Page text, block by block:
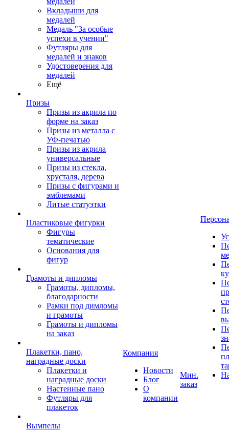
Вкладыши для
медалей
Медаль "За особые
успехи в учении"
Футляры для
медалей и знаков
Удостоверения для
медалей
Ещё
Призы
Призы из акрила по
форме на заказ
Призы из металла с
УФ-печатью
Призы из акрила
универсальные
Призы из стекла,
хрусталя, дерева
Призы с фигурами и
эмблемами
Литые статуэтки
Пластиковые фигурки
Фигуры
тематические
Основания для
фигур
Грамоты и дипломы
Грамоты, дипломы,
благодарности
Рамки под димломы
и грамоты
Грамоты и дипломы
на заказ
Плакетки, пано,
наградные доски
Плакетки и
наградные доски
Настенные пано
Футляры для
плакеток
Вымпелы
Компания
Новости
Блог
О
компании
Мин.
заказ